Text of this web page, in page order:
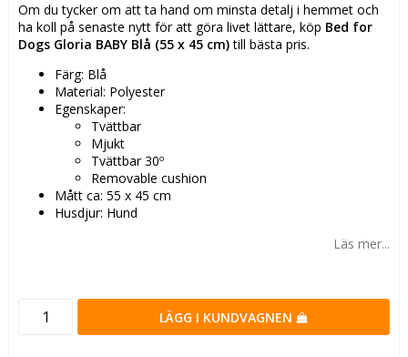
Om du tycker om att ta hand om minsta detalj i hemmet och
ha koll på senaste nytt för att göra livet lättare, köp Bed for
Dogs Gloria BABY Blå (55 x 45 cm)till bästa pris.
Färg: Blå
Material: Polyester
Egenskaper:
Tvättbar
Mjukt
Tvättbar 30º
Removable cushion
Mått ca: 55 x 45 cm
Husdjur: Hund
Läs mer...
LÄGG I KUNDVAGNEN